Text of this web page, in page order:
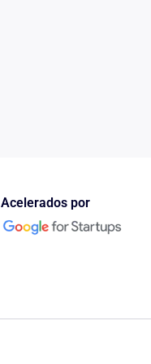
Acelerados por